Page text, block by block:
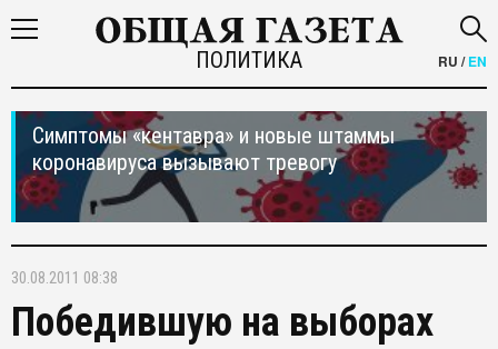
ПОЛИТИКА RU /EN
Симптомы «кентавра» и новые штаммы
коронавируса вызывают тревогу
30.08.2011 08:38
Победившую на выборах